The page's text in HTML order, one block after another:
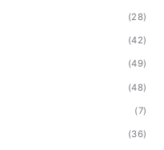
(28)
(42)
(49)
(48)
(7)
(36)